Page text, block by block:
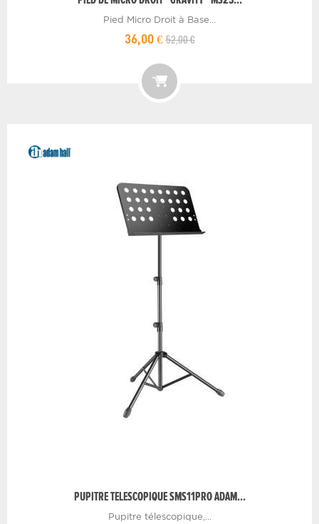
Pied Micro Droit à Base...
36,00 €52,00 €
PUPITRE TELESCOPIQUE SMS11PRO ADAM...
Pupitre télescopique,...